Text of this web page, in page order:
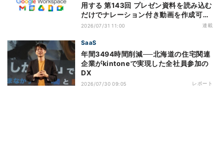
用する 第143回 プレゼン資料を読み込む
だけでナレーション付き動画を作成可能
になった「Google Vids」
2026/07/31 11:00 連載
SaaS
年間3494時間削減──北海道の住宅関連
企業がkintoneで実現した全社員参加の
DX
2026/07/30 09:05 レポート